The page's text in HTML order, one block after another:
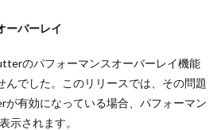
ーバーレイ
のパフォーマンスオーバーレイ機能
んでした。このリリースでは、その問題
が有効になっている場合、パフォーマン
示されます。